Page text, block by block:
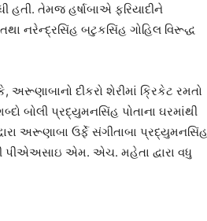
હતી. તેમજ હર્ષાબાએ ફરિયાદીને
નરેન્દ્રસિંહ બટુકસિંહ ગોહિલ વિરૂદ્ધ
અરૂણાબાનો દીકરો શેરીમાં ક્રિકેટ રમતો
બોલી પ્રદ્યુમનસિંહ પોતાના ઘરમાંથી
અરૂણાબા ઉર્ફે સંગીતાબા પ્રદ્યુમનસિંહ
પીએઅસાઇ એમ. એચ. મહેતા દ્વારા વધુ